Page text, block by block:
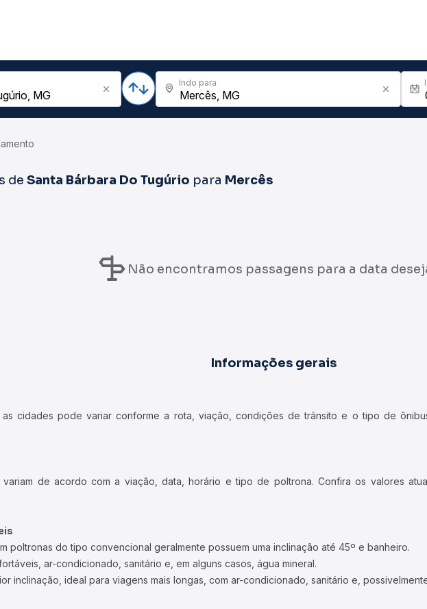
Indo para
de Santa Bárbara Do Tugúrio para Mercês
Não encontramos passagens para a data
Informações gerais
cidades pode variar conforme a rota, viação, condições de trânsito e o tipo de
de acordo com a viação, data, horário e tipo de poltrona. Confira os valores
poltronas do tipo convencional geralmente possuem uma inclinação até 45º e banheiro.
ar-condicionado, sanitário e, em alguns casos, água mineral.
inclinação, ideal para viagens mais longas, com ar-condicionado, sanitário e,